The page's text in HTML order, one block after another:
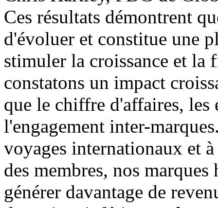
Ces résultats démontrent
d'évoluer et constitue une
stimuler la croissance et la
constatons un impact
que le chiffre d'affaires, les
l'engagement inter-
voyages internationaux et à
des membres, nos
générer davantage de